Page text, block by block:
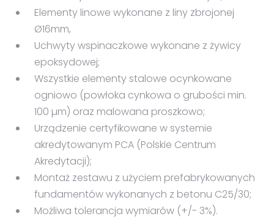
Elementy linowe wykonane z liny zbrojonej
Ø16mm,
Uchwyty wspinaczkowe wykonane z żywicy
epoksydowej;
Wszystkie elementy stalowe ocynkowane
ogniowo (powłoka cynkowa o grubości min.
100 µm) oraz malowana proszkowo;
Urządzenie certyfikowane w systemie
akredytowanym PCA (Polskie Centrum
Akredytacji);
Montaż zestawu z użyciem prefabrykowanych
fundamentów wykonanych z betonu C25/30;
Możliwa tolerancja wymiarów (+/- 3%).